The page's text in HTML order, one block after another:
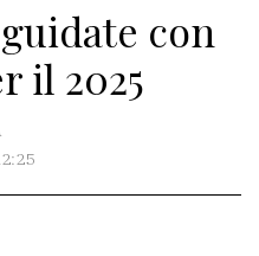
con
il 2025